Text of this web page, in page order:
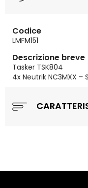
Codice
LMFM151
Descrizione breve
Tasker TSK804
4x Neutrik NC3MXX –